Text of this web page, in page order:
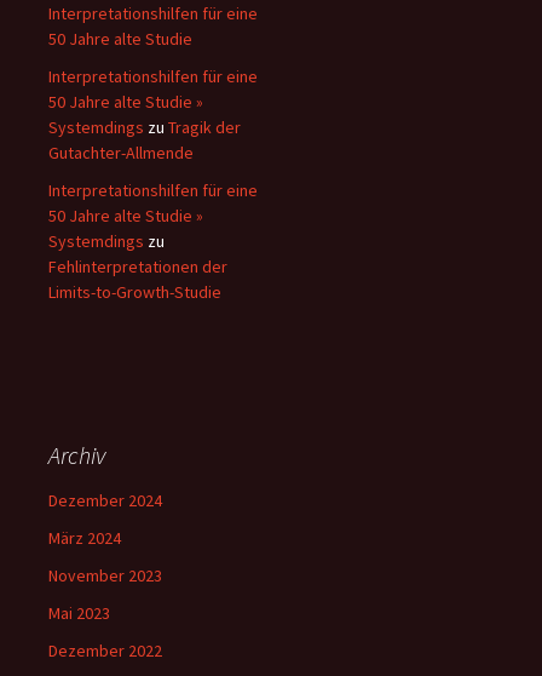
Interpretationshilfen für eine
50 Jahre alte Studie
Interpretationshilfen für eine
50 Jahre alte Studie »
Systemdings zu Tragik der
Gutachter-Allmende
Interpretationshilfen für eine
50 Jahre alte Studie »
Systemdings zu
Fehlinterpretationen der
Limits-to-Growth-Studie
Archiv
Dezember 2024
März 2024
November 2023
Mai 2023
Dezember 2022